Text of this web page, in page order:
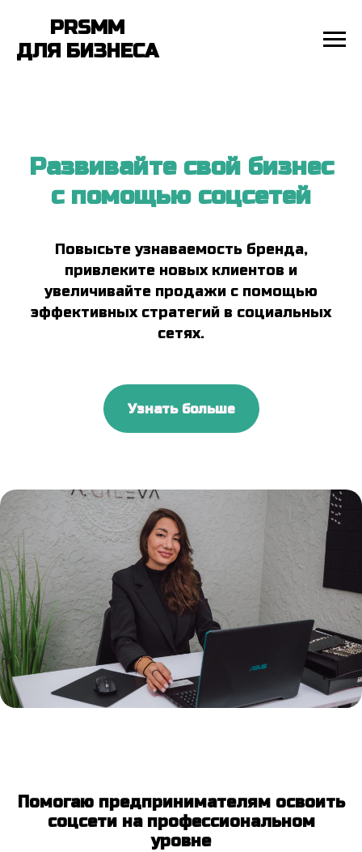
PRSMM
ДЛЯ БИЗНЕСА
Развивайте свой бизнес
с помощью соцсетей
Повысьте узнаваемость бренда,
привлеките новых клиентов и
увеличивайте продажи с помощью
эффективных стратегий в социальных
сетях.
Узнать больше
Помогаю предпринимателям освоить
соцсети на профессиональном
уровне